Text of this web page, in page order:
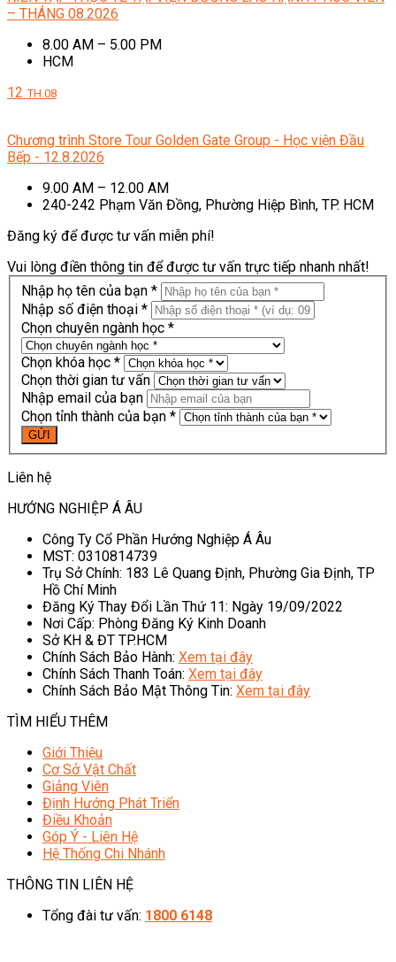
– THÁNG 08.2026
8.00 AM – 5.00 PM
HCM
12 TH.08
Chương trình Store Tour Golden Gate Group - Học viện Đầu
Bếp - 12.8.2026
9.00 AM – 12.00 AM
240-242 Phạm Văn Đồng, Phường Hiệp Bình, TP. HCM
Đăng ký để được tư vấn miễn phí!
Vui lòng điền thông tin để được tư vấn trực tiếp nhanh nhất!
Nhập họ tên của bạn *
Nhập số điện thoại *
Chọn chuyên ngành học *
Chọn khóa học *
Chọn thời gian tư vấn
Nhập email của bạn
Chọn tỉnh thành của bạn *
Liên hệ
HƯỚNG NGHIỆP Á ÂU
Công Ty Cổ Phần Hướng Nghiệp Á Âu
MST: 0310814739
Trụ Sở Chính: 183 Lê Quang Định, Phường Gia Định, TP
Hồ Chí Minh
Đăng Ký Thay Đổi Lần Thứ 11: Ngày 19/09/2022
Nơi Cấp: Phòng Đăng Ký Kinh Doanh
Sở KH & ĐT TP.HCM
Chính Sách Bảo Hành: Xem tại đây
Chính Sách Thanh Toán: Xem tại đây
Chính Sách Bảo Mật Thông Tin: Xem tại đây
TÌM HIỂU THÊM
Giới Thiệu
Cơ Sở Vật Chất
Giảng Viên
Định Hướng Phát Triển
Điều Khoản
Góp Ý - Liên Hệ
Hệ Thống Chi Nhánh
THÔNG TIN LIÊN HỆ
Tổng đài tư vấn: 1800 6148